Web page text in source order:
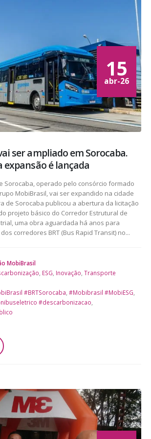
15
abr-26
ser ampliado em Sorocaba.
expansão é lançada
Sorocaba, operado pelo consórcio formado
MobiBrasil, vai ser expandido na cidade
de Sorocaba publicou a abertura da licitação
projeto básico do Corredor Estrutural de
uma obra aguardada há anos para
corredores BRT (Bus Rapid Transit) no...
MobiBrasil
ESG Inovação Transporte
#BRTSorocaba #Mobibrasil #MobiESG
#descarbonizacao